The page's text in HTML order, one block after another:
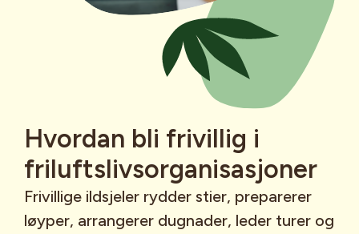
Hvordan bli frivillig i
friluftslivsorganisasjoner
Frivillige ildsjeler rydder stier, preparerer
løyper, arrangerer dugnader, leder turer og